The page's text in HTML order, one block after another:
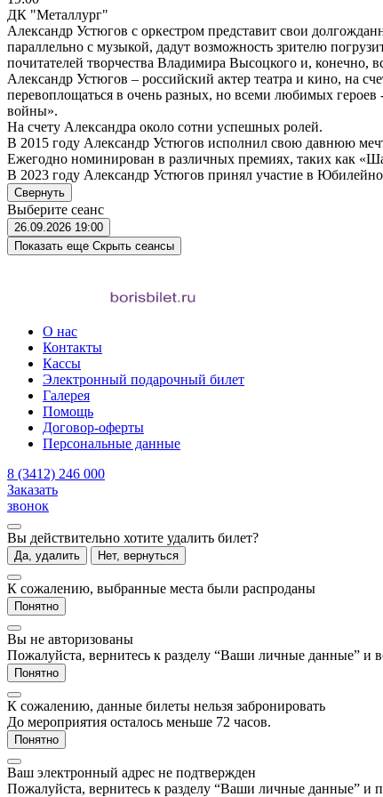
ДК "Металлург"
Александр Устюгов с оркестром представит свои
параллельно с музыкой, дадут возможность зрителю
почитателей творчества Владимира Высоцкого и, конечно,
Александр Устюгов – российский актер театра и кино, на
перевоплощаться в очень разных, но всеми любимых
войны».
На счету Александра около сотни успешных ролей.
В 2015 году Александр Устюгов исполнил свою давнюю
Ежегодно номинирован в различных премиях, таких как
В 2023 году Александр Устюгов принял участие в
Свернуть
Выберите сеанс
26.09.2026 19:00
Показать еще Скрыть сеансы
О нас
Контакты
Кассы
Электронный подарочный билет
Галерея
Помощь
Договор-оферты
Персональные данные
8 (3412) 246 000
Заказать
звонок
Вы действительно хотите удалить билет?
Да, удалить Нет, вернуться
К сожалению, выбранные места были распроданы
Понятно
Вы не авторизованы
Пожалуйста, вернитесь к разделу “Ваши личные данные” и
Понятно
К сожалению, данные билеты нельзя забронировать
До мероприятия осталось меньше 72 часов.
Понятно
Ваш электронный адрес не подтвержден
Пожалуйста, вернитесь к разделу “Ваши личные данные” и